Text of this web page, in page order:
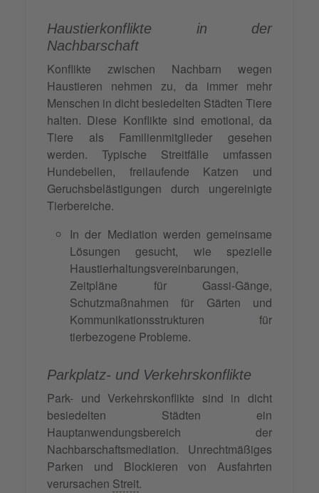
Haustierkonflikte in der
Nachbarschaft
Konflikte zwischen Nachbarn wegen
Haustieren nehmen zu, da immer mehr
Menschen in dicht besiedelten Städten Tiere
halten. Diese Konflikte sind emotional, da
Tiere als Familienmitglieder gesehen
werden. Typische Streitfälle umfassen
Hundebellen, freilaufende Katzen und
Geruchsbelästigungen durch ungereinigte
Tierbereiche.
In der Mediation werden gemeinsame
Lösungen gesucht, wie spezielle
Haustierhaltungsvereinbarungen,
Zeitpläne für Gassi-Gänge,
Schutzmaßnahmen für Gärten und
Kommunikationsstrukturen für
tierbezogene Probleme.
Parkplatz- und Verkehrskonflikte
Park- und Verkehrskonflikte sind in dicht
besiedelten Städten ein
Hauptanwendungsbereich der
Nachbarschaftsmediation. Unrechtmäßiges
Parken und Blockieren von Ausfahrten
verursachen Streit.